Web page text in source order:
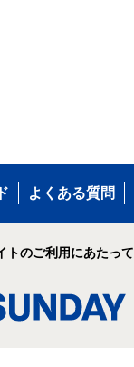
よくある質問
トのご利用にあたって